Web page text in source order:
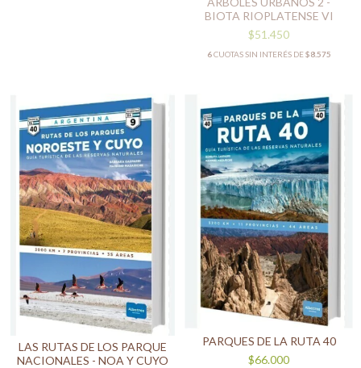
BIOTA RIOPLATENSE VI
$51.450
6CUOTAS SIN INTERÉS DE$8.575
LAS RUTAS DE LOS PARQUE
NACIONALES - NOA Y CUYO
PARQUES DE LA RUTA 40
$66.000